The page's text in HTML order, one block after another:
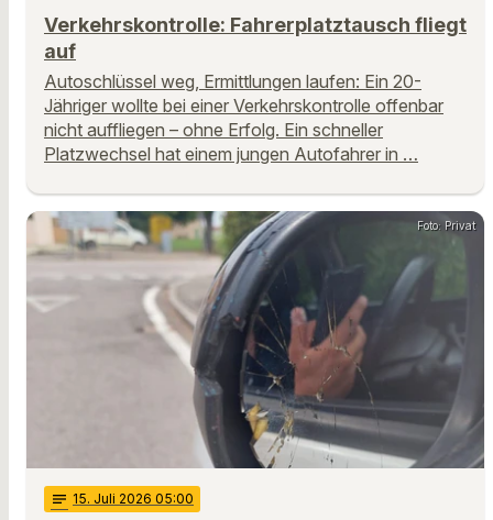
Verkehrskontrolle: Fahrerplatztausch fliegt
auf
Autoschlüssel weg, Ermittlungen laufen: Ein 20-
Jähriger wollte bei einer Verkehrskontrolle offenbar
nicht auffliegen – ohne Erfolg. Ein schneller
Platzwechsel hat einem jungen Autofahrer in …
Foto: Privat
notes 15. Juli 2026 05:00